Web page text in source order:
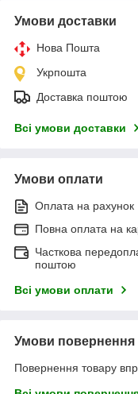
Умови доставки
Нова Пошта
Укрпошта
Доставка поштою
Всі умови доставки
Умови оплати
Оплата на рахунок
Повна оплата на
Часткова
поштою
Всі умови оплати
Умови повернення
Повернення товару